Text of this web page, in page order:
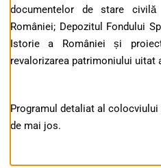
documentelor de stare
României; Depozitul Fondului
Istorie a României și
revalorizarea patrimoniului uitat
Programul detaliat al
de mai jos.